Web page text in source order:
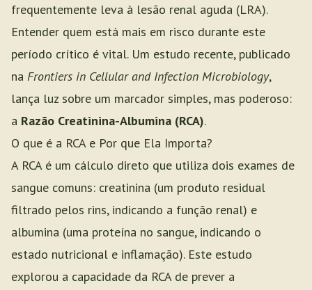
frequentemente leva à lesão renal aguda (LRA).
Entender quem está mais em risco durante este
período crítico é vital. Um estudo recente, publicado
na Frontiers in Cellular and Infection Microbiology,
lança luz sobre um marcador simples, mas poderoso:
a Razão Creatinina-Albumina (RCA).
O que é a RCA e Por que Ela Importa?
A RCA é um cálculo direto que utiliza dois exames de
sangue comuns: creatinina (um produto residual
filtrado pelos rins, indicando a função renal) e
albumina (uma proteína no sangue, indicando o
estado nutricional e inflamação). Este estudo
explorou a capacidade da RCA de prever a